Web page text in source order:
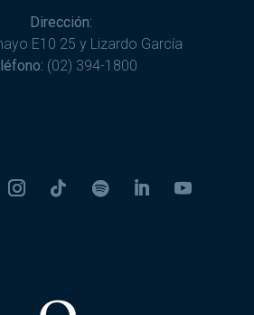
Dirección:
E10 25 y Lizardo García
(02) 394-1800